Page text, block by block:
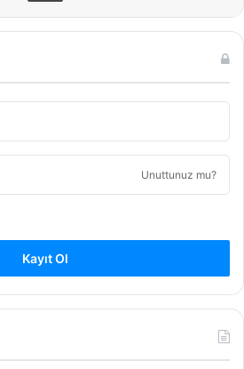
Unuttunuz mu?
Kayıt Ol